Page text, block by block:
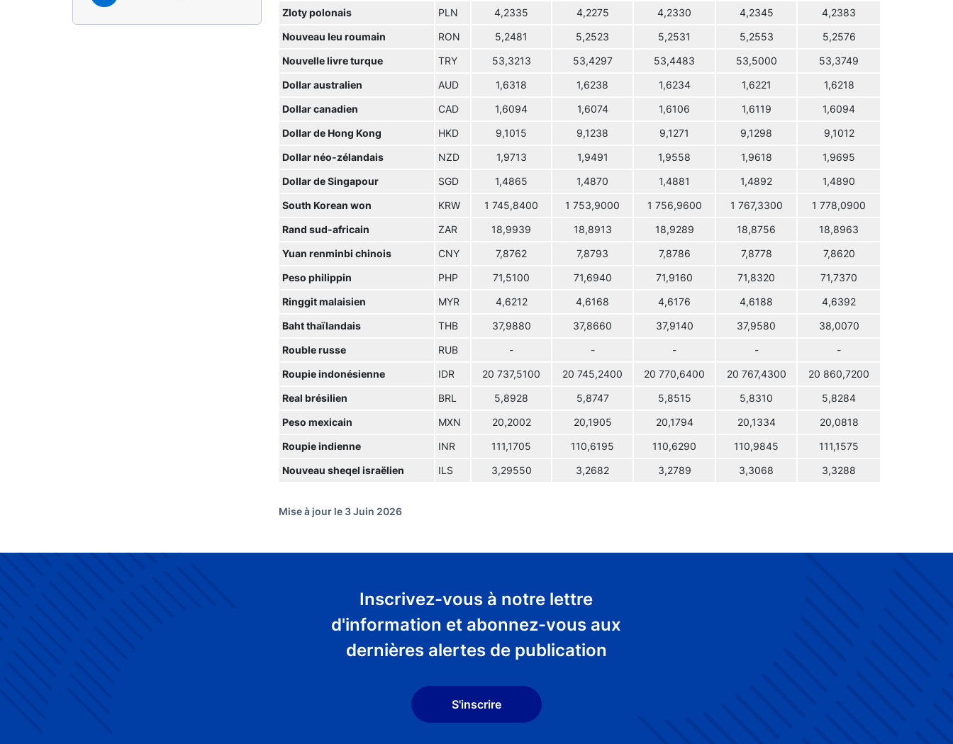
Zloty polonais PLN 4,2335 4,2275 4,2330 4,2345 4,2383
Nouveau leu roumain RON 5,2481 5,2523 5,2531 5,2553 5,2576
Nouvelle livre turque TRY 53,3213 53,4297 53,4483 53,5000 53,3749
Dollar australien AUD 1,6318 1,6238 1,6234 1,6221 1,6218
Dollar canadien CAD 1,6094 1,6074 1,6106 1,6119 1,6094
Dollar de Hong Kong HKD 9,1015 9,1238 9,1271 9,1298 9,1012
Dollar néo-zélandais NZD 1,9713 1,9491 1,9558 1,9618 1,9695
Dollar de Singapour SGD 1,4865 1,4870 1,4881 1,4892 1,4890
South Korean won KRW 1 745,8400 1 753,9000 1 756,9600 1 767,3300 1 778,0900
Rand sud-africain ZAR 18,9939 18,8913 18,9289 18,8756 18,8963
Yuan renminbi chinois CNY 7,8762 7,8793 7,8786 7,8778 7,8620
Peso philippin PHP 71,5100 71,6940 71,9160 71,8320 71,7370
Ringgit malaisien MYR 4,6212 4,6168 4,6176 4,6188 4,6392
Baht thaïlandais THB 37,9880 37,8660 37,9140 37,9580 38,0070
Rouble russe RUB - - - - -
Roupie indonésienne IDR 20 737,5100 20 745,2400 20 770,6400 20 767,4300 20 860,7200
Real brésilien BRL 5,8928 5,8747 5,8515 5,8310 5,8284
Peso mexicain MXN 20,2002 20,1905 20,1794 20,1334 20,0818
Roupie indienne INR 111,1705 110,6195 110,6290 110,9845 111,1575
Nouveau sheqel israëlien ILS 3,29550 3,2682 3,2789 3,3068 3,3288
Mise à jour le 3 Juin 2026
Inscrivez-vous à notre lettre
d'information et abonnez-vous aux
dernières alertes de publication
S'inscrire